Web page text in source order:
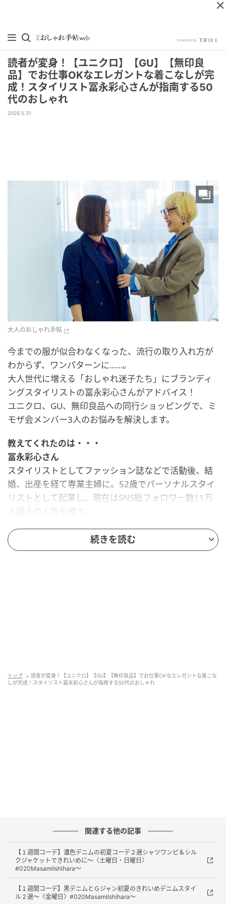
読者が変身！【ユニクロ】【GU】【無印良
品】でお仕事OKなエレガントな着こなしが完
成！スタイリスト冨永彩心さんが指南する50
代のおしゃれ
2026.5.31
大人のおしゃれ手帖
今までの服が似合わなくなった、流行の取り入れ方が
わからず、ワンパターンに……。
大人世代に増える「おしゃれ迷子たち」にブランディ
ングスタイリストの冨永彩心さんがアドバイス！
ユニクロ、GU、無印良品への同行ショッピングで、ミ
モザ会メンバー3人のお悩みを解決します。
教えてくれたのは・・・
冨永彩心さん
スタイリストとしてファッション誌などで活動後、結
婚、出産を経て専業主婦に。52歳でパーソナルスタイ
リストとして起業し、現在はSNS総フォロワー数11万
人超えの人気を博す。
仕事場にも使える女性らしいファッションに
大人のおしゃれ手帖
続きを読む
トップ
読者が変身！【ユニクロ】【GU】【無印良品】でお仕事OKなエレガントな着こな
しが完成！スタイリスト冨永彩心さんが指南する50代のおしゃれ
関連する他の記事
【１週間コーデ】濃色デニムの初夏コーデ２選シャツワンピ＆シル
クジャケットできれいめに～〈土曜日・日曜日〉
#020MasamiIshihara～
【１週間コーデ】黒デニムとＧジャン初夏のきれいめデニムスタイ
ル２選～〈金曜日〉#020MasamiIshihara～